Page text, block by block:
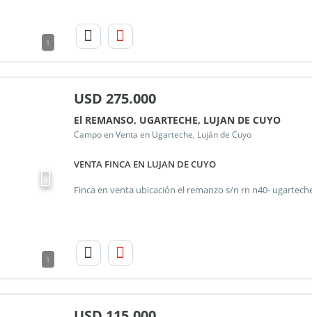
1
1
USD 275.000
El REMANSO, UGARTECHE, LUJAN DE CUYO
Campo en Venta en Ugarteche, Luján de Cuyo
VENTA FINCA EN LUJAN DE CUYO